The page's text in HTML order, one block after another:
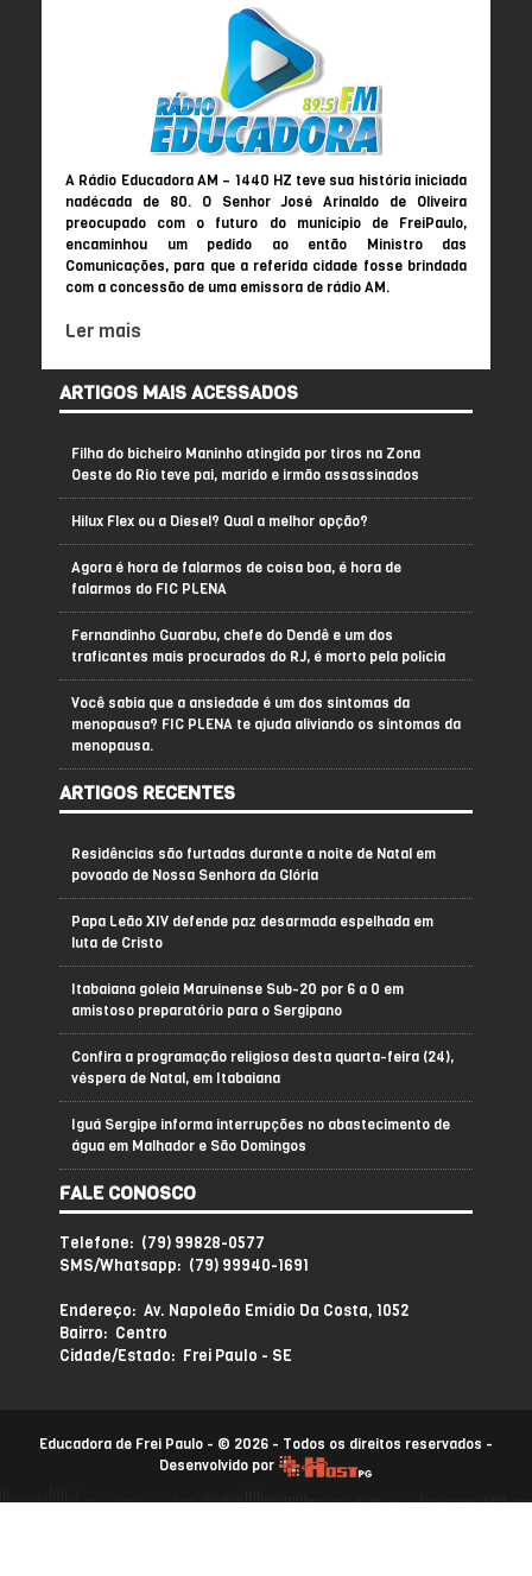
A Rádio Educadora AM – 1440 HZ teve sua história iniciada
nadécada de 80. O Senhor José Arinaldo de Oliveira
preocupado com o futuro do município de FreiPaulo,
encaminhou um pedido ao então Ministro das
Comunicações, para que a referida cidade fosse brindada
com a concessão de uma emissora de rádio AM.
Ler mais
ARTIGOS MAIS ACESSADOS
Filha do bicheiro Maninho atingida por tiros na Zona
Oeste do Rio teve pai, marido e irmão assassinados
Hilux Flex ou a Diesel? Qual a melhor opção?
Agora é hora de falarmos de coisa boa, é hora de
falarmos do FIC PLENA
Fernandinho Guarabu, chefe do Dendê e um dos
traficantes mais procurados do RJ, é morto pela polícia
Você sabia que a ansiedade é um dos sintomas da
menopausa? FIC PLENA te ajuda aliviando os sintomas da
menopausa.
ARTIGOS RECENTES
Residências são furtadas durante a noite de Natal em
povoado de Nossa Senhora da Glória
Papa Leão XIV defende paz desarmada espelhada em
luta de Cristo
Itabaiana goleia Maruinense Sub-20 por 6 a 0 em
amistoso preparatório para o Sergipano
Confira a programação religiosa desta quarta-feira (24),
véspera de Natal, em Itabaiana
Iguá Sergipe informa interrupções no abastecimento de
água em Malhador e São Domingos
FALE CONOSCO
Telefone: (79) 99828-0577
SMS/Whatsapp: (79) 99940-1691
Endereço: Av. Napoleão Emídio Da Costa, 1052
Bairro: Centro
Cidade/Estado: Frei Paulo - SE
Educadora de Frei Paulo - © 2026 - Todos os direitos reservados -
Desenvolvido por